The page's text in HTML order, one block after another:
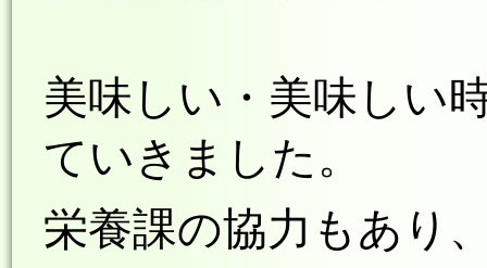
美味しい・美味しい
ていきました。
栄養課の協力もあり